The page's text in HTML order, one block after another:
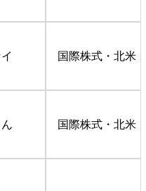
国際株式・北米
国際株式・北米